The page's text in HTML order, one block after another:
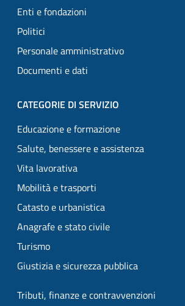
Enti e fondazioni
Politici
Personale amministrativo
Documenti e dati
CATEGORIE DI SERVIZIO
Educazione e formazione
Salute, benessere e assistenza
Vita lavorativa
Mobilità e trasporti
Catasto e urbanistica
Anagrafe e stato civile
Turismo
Giustizia e sicurezza pubblica
Tributi, finanze e contravvenzioni